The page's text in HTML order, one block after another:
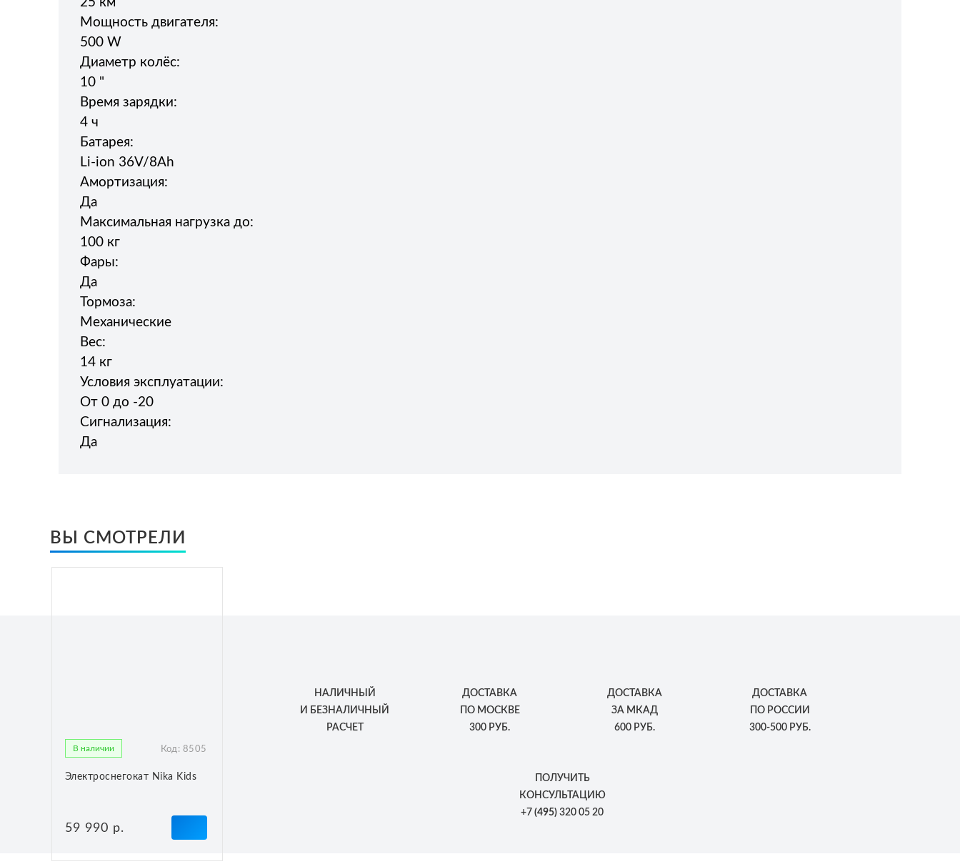
Мощность двигателя:
500 W
Диаметр колёс:
10 "
Время зарядки:
4 ч
Батарея:
Li-ion 36V/8Ah
Амортизация:
Да
Максимальная нагрузка до:
100 кг
Фары:
Да
Тормоза:
Механические
Вес:
14 кг
Условия эксплуатации:
От 0 до -20
Сигнализация:
Да
ВЫ СМОТРЕЛИ
В наличии Код: 8505
Электроснегокат Nika Kids
59 990 р.
НАЛИЧНЫЙ
И БЕЗНАЛИЧНЫЙ
РАСЧЕТ
ДОСТАВКА
ПО МОСКВЕ
300 РУБ.
ДОСТАВКА
ЗА МКАД
600 РУБ.
ДОСТАВКА
ПО РОССИИ
300-500 РУБ.
ПОЛУЧИТЬ
КОНСУЛЬТАЦИЮ
+7 (495) 320 05 20